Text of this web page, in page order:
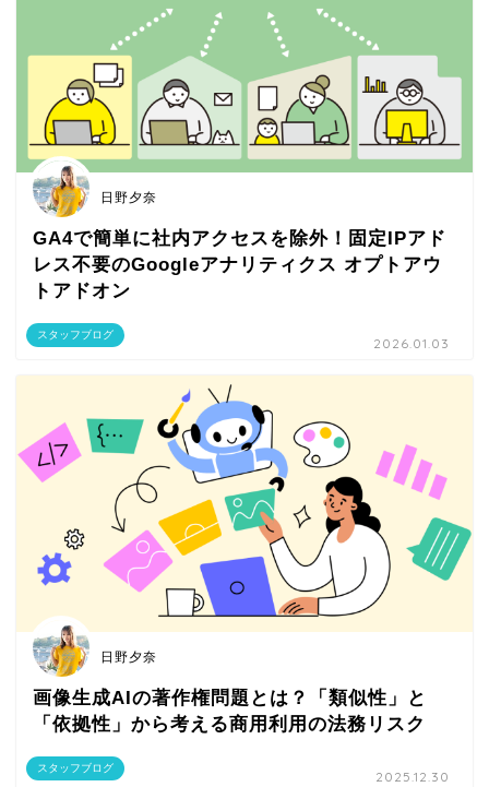
スタッフブログ
日野夕奈
GA4で簡単に社内アクセスを除外！固定IPアド
レス不要のGoogleアナリティクス オプトアウ
トアドオン
2026.01.03
スタッフブログ
日野夕奈
画像生成AIの著作権問題とは？「類似性」と
「依拠性」から考える商用利用の法務リスク
2025.12.30